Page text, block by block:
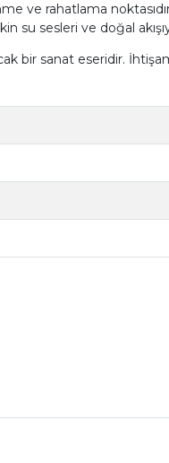
ve rahatlama
sesleri ve doğal
bir sanat eseridir.